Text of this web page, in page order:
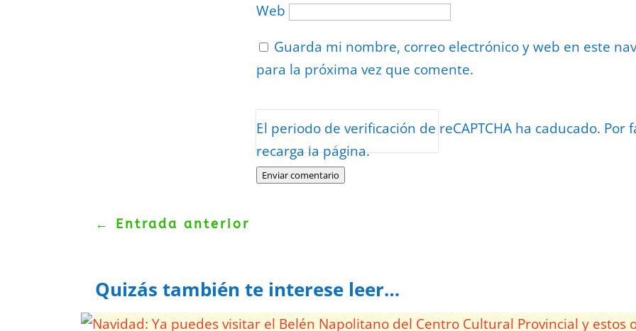
Web
Guarda mi nombre, correo electrónico y web en este
para la próxima vez que comente.
El periodo de verificación de reCAPTCHA ha caducado. Por
recarga la página.
Enviar comentario
Protegidos por reCAPTCHA
Términos
← Entrada anterior
Quizás también te interese leer…